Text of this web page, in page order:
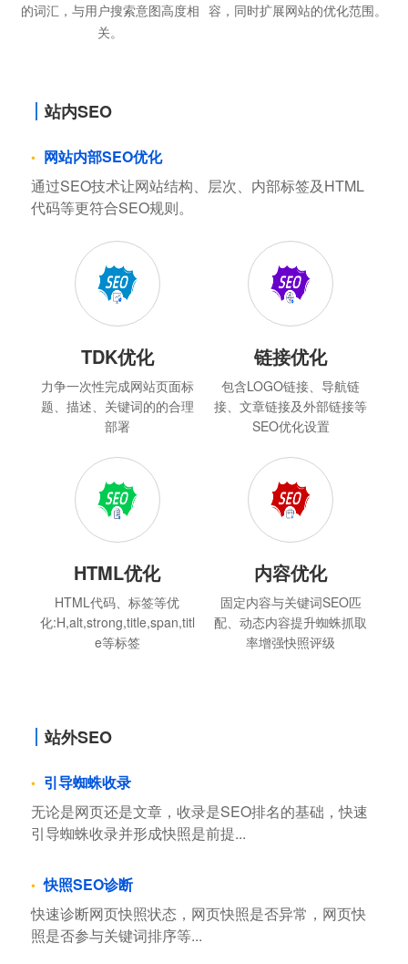
的词汇，与用户搜索意图高度相
关。
容，同时扩展网站的优化范围。
站内SEO
网站内部SEO优化
通过SEO技术让网站结构、层次、内部标签及HTML
代码等更符合SEO规则。
TDK优化
力争一次性完成网站页面标
题、描述、关键词的的合理
部署
链接优化
包含LOGO链接、导航链
接、文章链接及外部链接等
SEO优化设置
HTML优化
HTML代码、标签等优
化:H,alt,strong,title,span,titl
e等标签
内容优化
固定内容与关键词SEO匹
配、动态内容提升蜘蛛抓取
率增强快照评级
站外SEO
引导蜘蛛收录
无论是网页还是文章，收录是SEO排名的基础，快速
引导蜘蛛收录并形成快照是前提...
快照SEO诊断
快速诊断网页快照状态，网页快照是否异常，网页快
照是否参与关键词排序等...